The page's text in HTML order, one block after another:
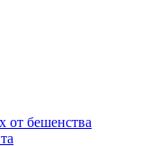
от бешенства